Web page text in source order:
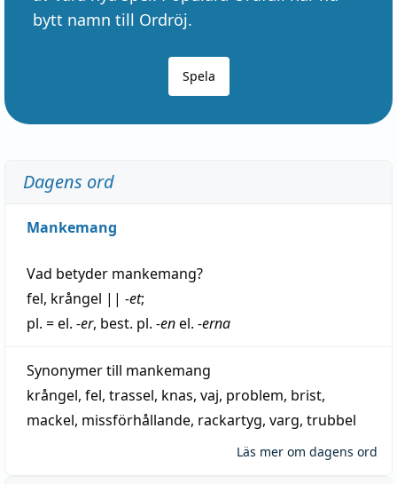
bytt namn till Ordröj.
Spela
Dagens ord
Mankemang
Vad betyder mankemang?
fel, krångel || -et;
pl. = el. -er, best. pl. -enel. -erna
Synonymer till mankemang
krångel, fel, trassel, knas, vaj, problem, brist,
mackel, missförhållande, rackartyg, varg, trubbel
Läs mer om dagens ord